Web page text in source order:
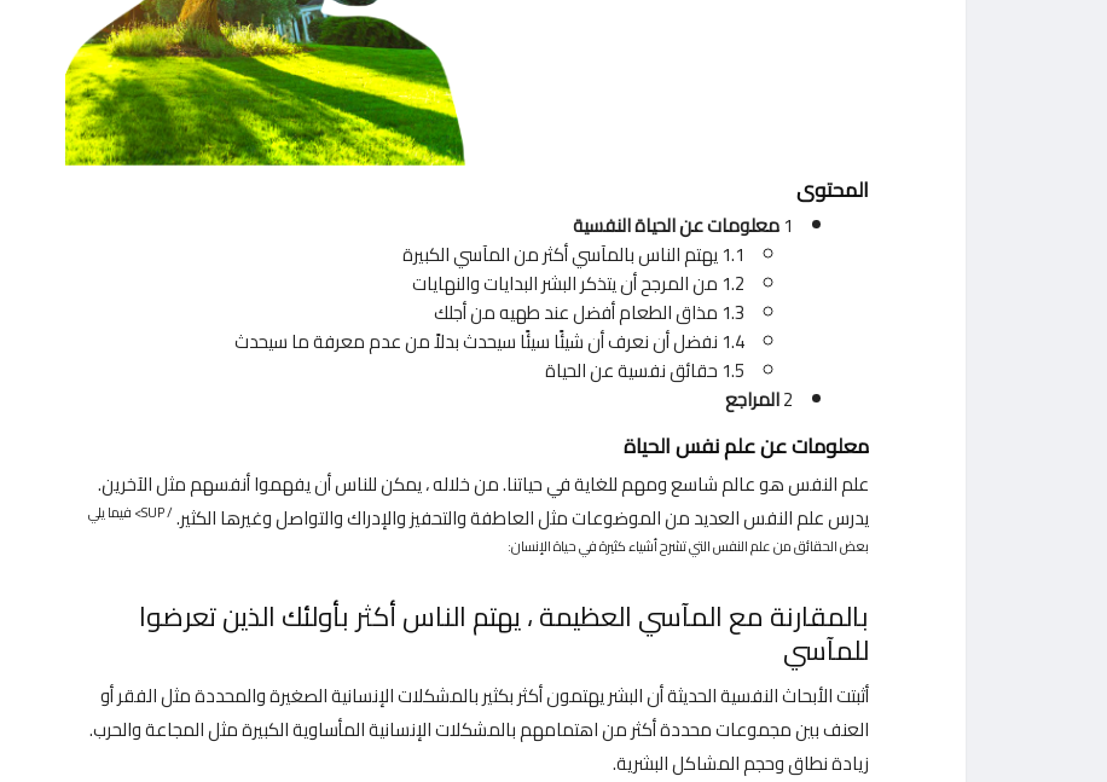
المحتوى
1معلومات عن الحياة النفسية
1.1 يهتم الناس بالمآسي أكثر من المآسي الكبيرة
1.2 من المرجح أن يتذكر البشر البدايات والنهايات
1.3 مذاق الطعام أفضل عند طهيه من أجلك
1.4 نفضل أن نعرف أن شيئًا سيئًا سيحدث بدلاً من عدم معرفة ما سيحدث
1.5 حقائق نفسية عن الحياة
2المراجع
معلومات عن علم نفس الحياة
علم النفس هو عالم شاسع ومهم للغاية في حياتنا. من خلاله ، يمكن للناس أن يفهموا أنفسهم مثل الآخرين.
يدرس علم النفس العديد من الموضوعات مثل العاطفة والتحفيز والإدراك والتواصل وغيرها الكثير.
/ SUP> فيما يلي
بعض الحقائق من علم النفس التي تشرح أشياء كثيرة في حياة الإنسان:
بالمقارنة مع المآسي العظيمة ، يهتم الناس أكثر بأولئك الذين تعرضوا
للمآسي
أثبتت الأبحاث النفسية الحديثة أن البشر يهتمون أكثر بكثير بالمشكلات الإنسانية الصغيرة والمحددة مثل الفقر أو
العنف بين مجموعات محددة أكثر من اهتمامهم بالمشكلات الإنسانية المأساوية الكبيرة مثل المجاعة والحرب.
زيادة نطاق وحجم المشاكل البشرية.